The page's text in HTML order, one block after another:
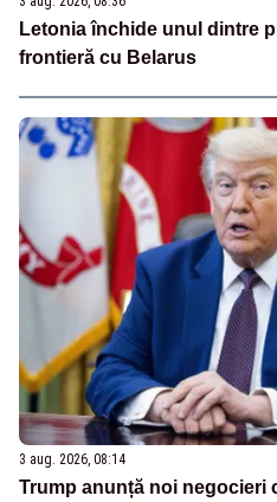
Letonia închide unul dintre
frontieră cu Belarus
3 aug. 2026, 08:14
Trump anunță noi negocieri